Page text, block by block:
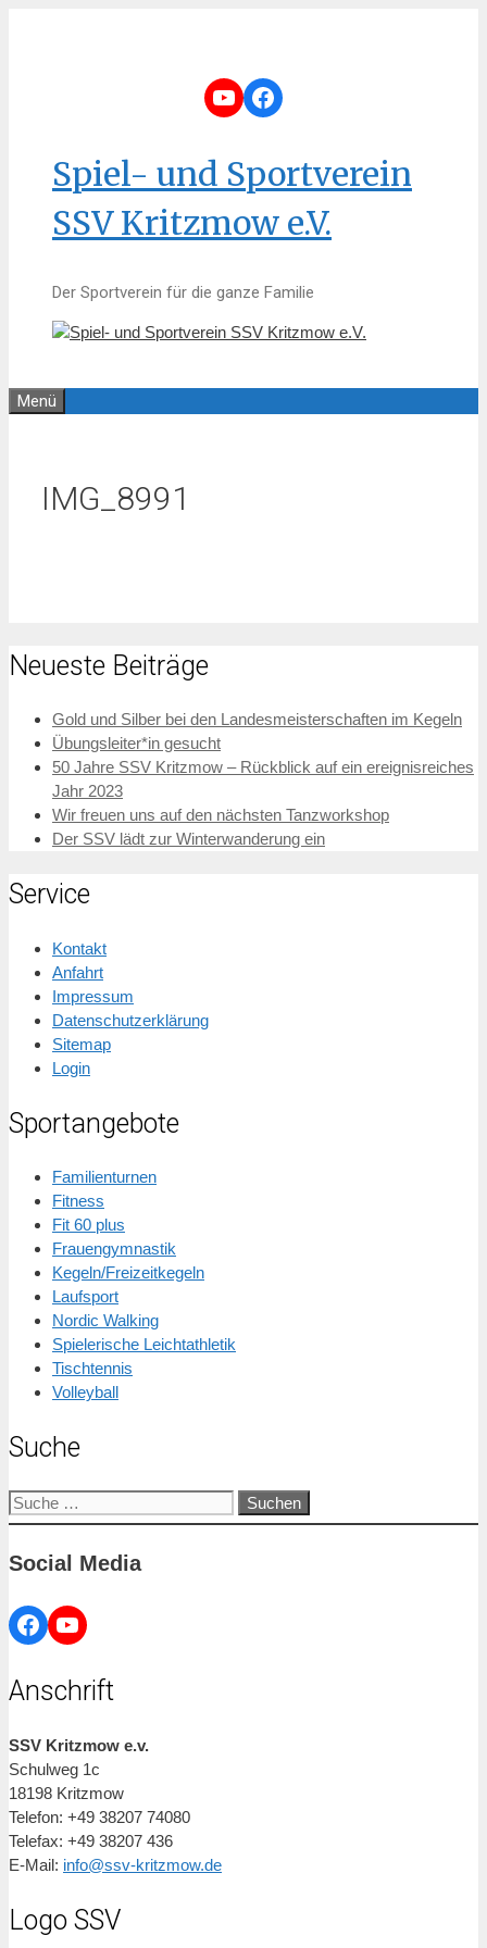
YouTube
Facebook
Spiel- und Sportverein
SSV Kritzmow e.V.
Der Sportverein für die ganze Familie
Menü
IMG_8991
Neueste Beiträge
Gold und Silber bei den Landesmeisterschaften im Kegeln
Übungsleiter*in gesucht
50 Jahre SSV Kritzmow – Rückblick auf ein ereignisreiches
Jahr 2023
Wir freuen uns auf den nächsten Tanzworkshop
Der SSV lädt zur Winterwanderung ein
Service
Kontakt
Anfahrt
Impressum
Datenschutzerklärung
Sitemap
Login
Sportangebote
Familienturnen
Fitness
Fit 60 plus
Frauengymnastik
Kegeln/Freizeitkegeln
Laufsport
Nordic Walking
Spielerische Leichtathletik
Tischtennis
Volleyball
Suche
Suche
nach:
Social Media
Facebook
YouTube
Anschrift
SSV Kritzmow e.v.
Schulweg 1c
18198 Kritzmow
Telefon: +49 38207 74080
Telefax: +49 38207 436
E-Mail: info@ssv-kritzmow.de
Logo SSV